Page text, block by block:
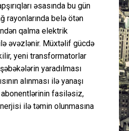
əsasında bu gün
rayonlarında belə ötən
qalma elektrik
əvəzlənir. Müxtəlif gücdə
yeni transformatorlar
yaradılması
alınması ilə yanaşı
fasiləsiz,
ilə təmin olunmasına